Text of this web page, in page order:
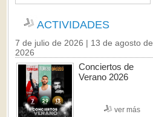
ACTIVIDADES
7 de julio de 2026 | 13 de agosto de
2026
Conciertos de
Verano 2026
ver más